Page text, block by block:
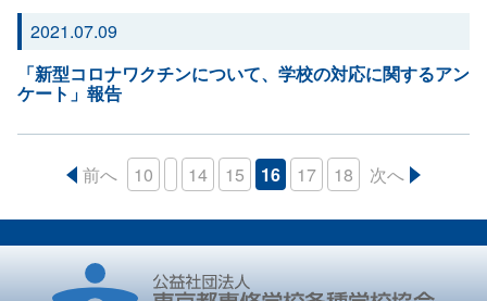
2021.07.09
「新型コロナワクチンについて、学校の対応に関するアン
ケート」報告
前へ 10 14 15 16 17 18 次へ